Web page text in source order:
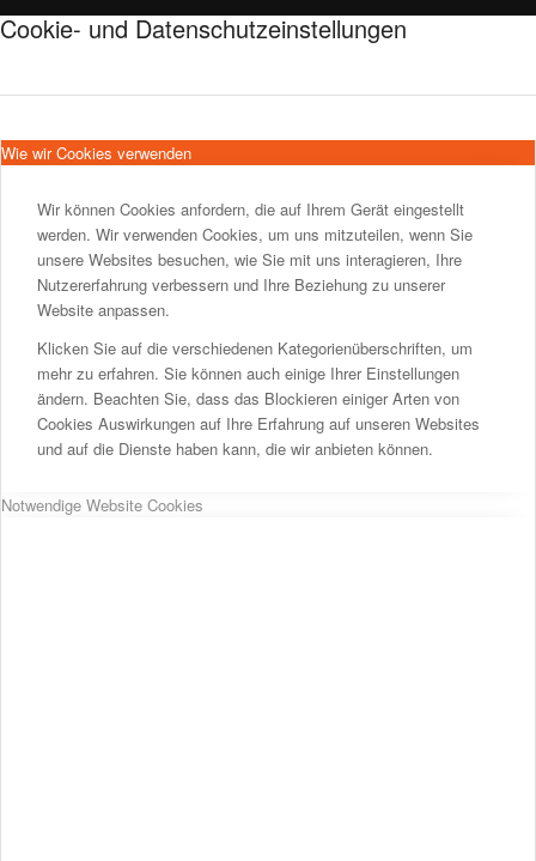
Cookie- und Datenschutzeinstellungen
Wie wir Cookies verwenden
Wir können Cookies anfordern, die auf Ihrem Gerät eingestellt
werden. Wir verwenden Cookies, um uns mitzuteilen, wenn Sie
unsere Websites besuchen, wie Sie mit uns interagieren, Ihre
Nutzererfahrung verbessern und Ihre Beziehung zu unserer
Website anpassen.
Klicken Sie auf die verschiedenen Kategorienüberschriften, um
mehr zu erfahren. Sie können auch einige Ihrer Einstellungen
ändern. Beachten Sie, dass das Blockieren einiger Arten von
Cookies Auswirkungen auf Ihre Erfahrung auf unseren Websites
und auf die Dienste haben kann, die wir anbieten können.
Notwendige Website Cookies